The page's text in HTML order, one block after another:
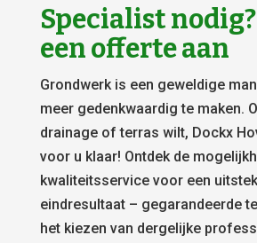
Specialist
een offerte aan
Grondwerk is een geweldige
meer gedenkwaardig te maken.
drainage of terras wilt, Dockx
voor u klaar! Ontdek de
kwaliteitsservice voor een
eindresultaat – gegarandeerde
het kiezen van dergelijke